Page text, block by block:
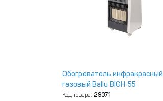
Обогреватель инфракрасный
газовый Ballu BIGH‑55
Код товара: 29371